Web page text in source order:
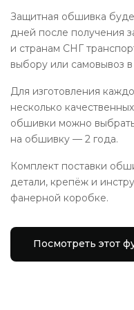
Защитная обшивка
дней после получения
и странам СНГ
выбору или самовывоз
Для изготовления
несколько
обшивки можно выбрать
на обшивку — 2 года.
Комплект поставки
детали, крепёж и
фанерной коробке.
Посмотреть этот